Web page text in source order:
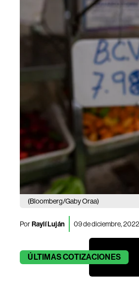
(Bloomberg/Gaby Oraa)
PorRaylí Luján 09 de diciembre, 2022
ÚLTIMASCOTIZACIONES